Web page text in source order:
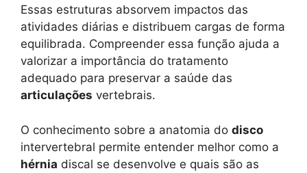
Essas estruturas absorvem impactos das
atividades diárias e distribuem cargas de forma
equilibrada. Compreender essa função ajuda a
valorizar a importância do tratamento
adequado para preservar a saúde das
articulações vertebrais.
O conhecimento sobre a anatomia do disco
intervertebral permite entender melhor como a
hérnia discal se desenvolve e quais são as